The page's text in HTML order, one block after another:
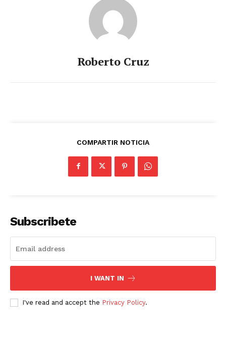
Roberto Cruz
COMPARTIR NOTICIA
Subscribete
I WANT IN
I've read and accept the Privacy Policy.